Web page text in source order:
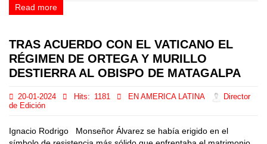
Read more
TRAS ACUERDO CON EL VATICANO EL
RÉGIMEN DE ORTEGA Y MURILLO
DESTIERRA AL OBISPO DE MATAGALPA
20-01-2024 Hits: 1181 EN AMERICA LATINA
Director
de Edición
Ignacio Rodrigo Monseñor Álvarez se había erigido en el